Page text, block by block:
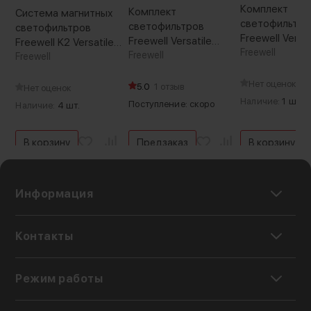
Система магнитных
светофильтров
Freewell K2 Versatile
Magnetic
Freewell
Нет оценок
Наличие: 4 шт.
В корзину
Комплект
светофильтров
Freewell Versatile
Magnetic VND 82мм
Freewell
5.0
1 отзыв
Поступление: скоро
Предзаказ
Комплект
Freewell
Magnetic
Freewell
Нет оценок
Наличие: 1 шт.
В корзину
Информация
Контакты
Режим работы